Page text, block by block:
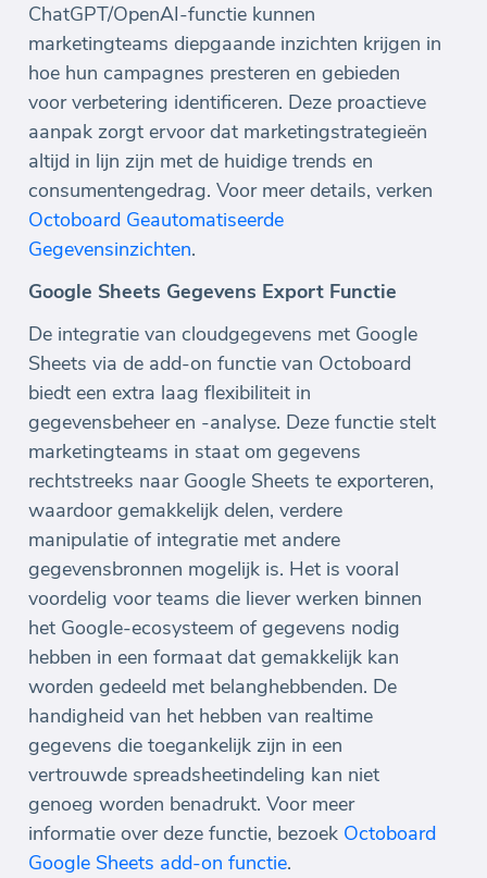
ChatGPT/OpenAI-functie kunnen
marketingteams diepgaande inzichten krijgen in
hoe hun campagnes presteren en gebieden
voor verbetering identificeren. Deze proactieve
aanpak zorgt ervoor dat marketingstrategieën
altijd in lijn zijn met de huidige trends en
consumentengedrag. Voor meer details, verken
Octoboard Geautomatiseerde
Gegevensinzichten.
Google Sheets Gegevens Export Functie
De integratie van cloudgegevens met Google
Sheets via de add-on functie van Octoboard
biedt een extra laag flexibiliteit in
gegevensbeheer en -analyse. Deze functie stelt
marketingteams in staat om gegevens
rechtstreeks naar Google Sheets te exporteren,
waardoor gemakkelijk delen, verdere
manipulatie of integratie met andere
gegevensbronnen mogelijk is. Het is vooral
voordelig voor teams die liever werken binnen
het Google-ecosysteem of gegevens nodig
hebben in een formaat dat gemakkelijk kan
worden gedeeld met belanghebbenden. De
handigheid van het hebben van realtime
gegevens die toegankelijk zijn in een
vertrouwde spreadsheetindeling kan niet
genoeg worden benadrukt. Voor meer
informatie over deze functie, bezoek Octoboard
Google Sheets add-on functie.